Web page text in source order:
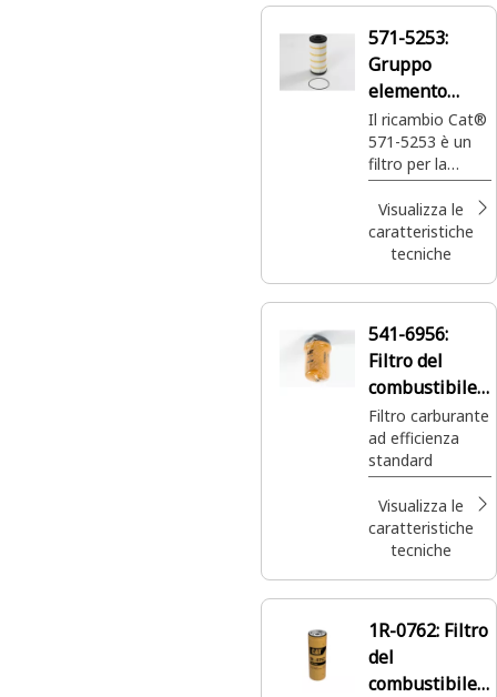
571-5253:
Gruppo
elemento
filtro
trasmissione
Il ricambio Cat®
571-5253 è un
filtro per la
trasmissione che
offre protezione
e durata per le
tue macchine
Visualizza le
caratteristiche
tecniche
541-6956:
Filtro del
combustibile
motore
Filtro carburante
ad efficienza
standard
Visualizza le
caratteristiche
tecniche
1R-0762: Filtro
del
combustibile